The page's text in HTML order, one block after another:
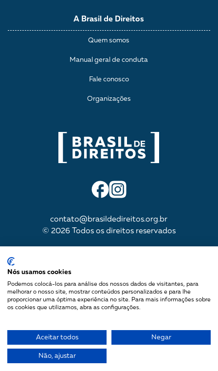
contato@brasildedireitos.org.br
© 2026 Todos os direitos reservados
A Brasil de Direitos
Quem somos
Manual geral de conduta
Fale conosco
Organizações
Mapa do site
Termos de uso
Nós usamos cookies
Podemos colocá-los para análise dos nossos dados de visitantes, para
melhorar o nosso site, mostrar conteúdos personalizados e para lhe
proporcionar uma óptima experiência no site. Para mais informações sobre
os cookies que utilizamos, abra as configurações.
Aceitar todos Negar
Não, ajustar